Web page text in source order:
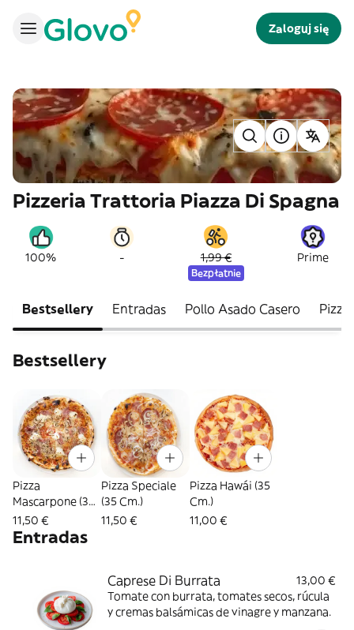
Zaloguj się
Pizzeria Trattoria Piazza Di Spagna
100% - 1,99 €
Bezpłatnie
Prime
Bestsellery Entradas Pollo Asado Casero
Bestsellery
Pizza
Mascarpone (35
Cm.)
11,50 €
Pizza Speciale
(35 Cm.)
11,50 €
Pizza Hawái (35
Cm.)
11,00 €
Entradas
Caprese Di Burrata
13,00 €
Tomate con burrata, tomates secos, rúcula
y cremas balsámicas de vinagre y manzana.